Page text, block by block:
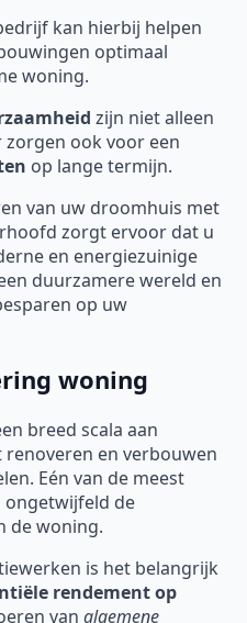
kan hierbij helpen
optimaal
woning.
zijn niet alleen
ook voor een
op lange termijn.
van uw droomhuis met
zorgt ervoor dat u
en energiezuinige
duurzamere wereld en
op uw
woning
breed scala aan
en verbouwen
Eén van de meest
ongetwijfeld de
de woning.
is het belangrijk
rendement op
van algemene